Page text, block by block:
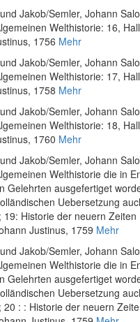
Jakob/Semler, Johann
Welthistorie: 16,
1756 Mehr
Jakob/Semler, Johann
Welthistorie: 17,
1758 Mehr
Jakob/Semler, Johann
Welthistorie: 18,
1760 Mehr
Jakob/Semler, Johann
Welthistorie die in
Gelehrten ausgefertiget
Uebersetzung
Historie der neuern Zeiten
Justinus, 1759 Mehr
Jakob/Semler, Johann
Welthistorie die in
Gelehrten ausgefertiget
Uebersetzung
20 : : Historie der neuern